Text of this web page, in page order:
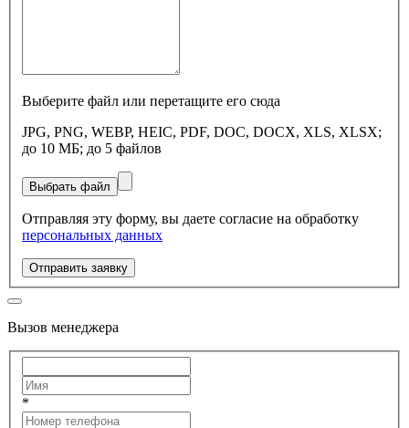
Выберите файл или перетащите его сюда
JPG, PNG, WEBP, HEIC, PDF, DOC, DOCX, XLS, XLSX;
до 10 МБ; до 5 файлов
Выбрать файл
Отправляя эту форму, вы даете согласие на обработку
персональных данных
Отправить заявку
Вызов менеджера
*